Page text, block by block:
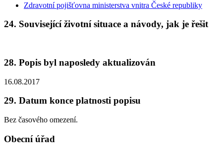
Zdravotní pojišťovna ministerstva vnitra České republiky
24. Související životní situace a návody, jak je řešit
28. Popis byl naposledy aktualizován
16.08.2017
29. Datum konce platnosti popisu
Bez časového omezení.
Obecní úřad